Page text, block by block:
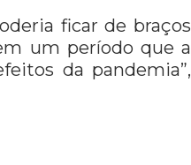
ficar de braços
um período que a
da pandemia”,